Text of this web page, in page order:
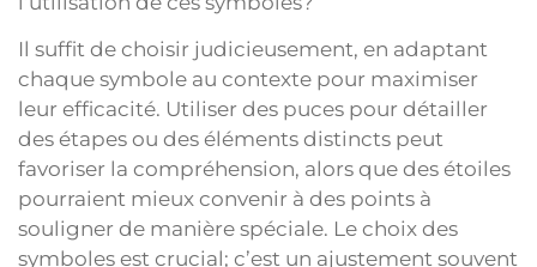
Il suffit de choisir judicieusement, en adaptant
chaque symbole au contexte pour maximiser
leur efficacité. Utiliser des puces pour détailler
des étapes ou des éléments distincts peut
favoriser la compréhension, alors que des étoiles
pourraient mieux convenir à des points à
souligner de manière spéciale. Le choix des
symboles est crucial; c’est un ajustement souvent